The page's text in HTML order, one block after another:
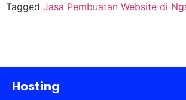
Tagged Jasa Pembuatan Website di
Hosting